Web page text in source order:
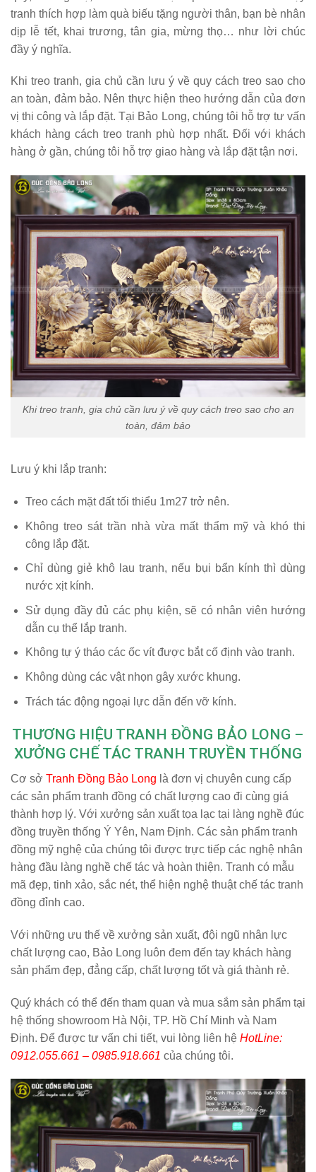
tranh thích hợp làm quà biếu tặng người thân, bạn bè nhân
dịp lễ tết, khai trương, tân gia, mừng thọ… như lời chúc
đầy ý nghĩa.
Khi treo tranh, gia chủ cần lưu ý về quy cách treo sao cho
an toàn, đảm bảo. Nên thực hiện theo hướng dẫn của đơn
vị thi công và lắp đặt. Tại Bảo Long, chúng tôi hỗ trợ tư vấn
khách hàng cách treo tranh phù hợp nhất. Đối với khách
hàng ở gần, chúng tôi hỗ trợ giao hàng và lắp đặt tận nơi.
Khi treo tranh, gia chủ cần lưu ý về quy cách treo sao cho an
toàn, đảm bảo
Lưu ý khi lắp tranh:
Treo cách mặt đất tối thiểu 1m27 trở nên.
Không treo sát trần nhà vừa mất thẩm mỹ và khó thi
công lắp đặt.
Chỉ dùng giẻ khô lau tranh, nếu bụi bẩn kính thì dùng
nước xịt kính.
Sử dụng đầy đủ các phụ kiện, sẽ có nhân viên hướng
dẫn cụ thể lắp tranh.
Không tự ý tháo các ốc vít được bắt cố định vào tranh.
Không dùng các vật nhọn gây xước khung.
Trách tác động ngoại lực dẫn đến vỡ kính.
THƯƠNG HIỆU TRANH ĐỒNG BẢO LONG –
XƯỞNG CHẾ TÁC TRANH TRUYỀN THỐNG
Cơ sở Tranh Đồng Bảo Long là đơn vị chuyên cung cấp
các sản phẩm tranh đồng có chất lượng cao đi cùng giá
thành hợp lý. Với xưởng sản xuất tọa lạc tại làng nghề đúc
đồng truyền thống Ý Yên, Nam Định. Các sản phẩm tranh
đồng mỹ nghệ của chúng tôi được trực tiếp các nghệ nhân
hàng đầu làng nghề chế tác và hoàn thiện. Tranh có mẫu
mã đẹp, tinh xảo, sắc nét, thể hiện nghệ thuật chế tác tranh
đồng đỉnh cao.
Với những ưu thế về xưởng sản xuất, đội ngũ nhân lực
chất lượng cao, Bảo Long luôn đem đến tay khách hàng
sản phẩm đẹp, đẳng cấp, chất lượng tốt và giá thành rẻ.
Quý khách có thể đến tham quan và mua sắm sản phẩm tại
hệ thống showroom Hà Nội, TP. Hồ Chí Minh và Nam
Định. Để được tư vấn chi tiết, vui lòng liên hệ HotLine:
0912.055.661 – 0985.918.661 của chúng tôi.